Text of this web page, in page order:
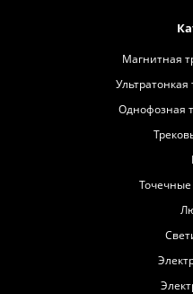
Магнитная
Ультратонкая
Однофозная